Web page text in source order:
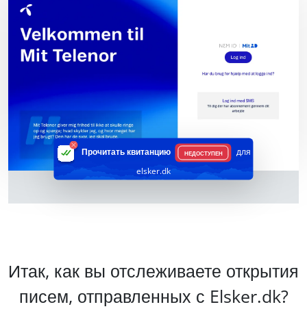
Прочитать квитанцию НЕДОСТУПЕН
для
elsker.dk
Итак, как вы отслеживаете открытия
писем, отправленных с Elsker.dk?